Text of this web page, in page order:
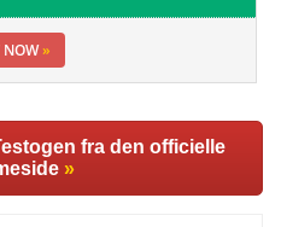
NOW»
fra den officielle
»